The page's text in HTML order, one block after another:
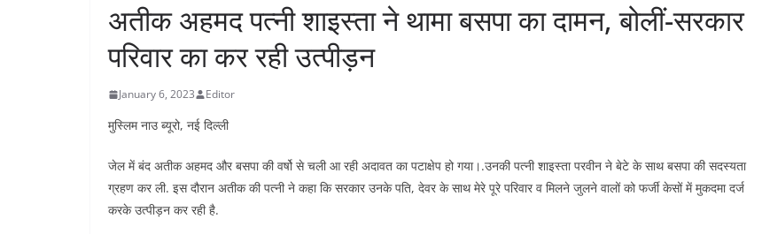
अतीक अहमद पत्नी शाइस्ता ने थामा बसपा का दामन, बोलीं-सरकार
परिवार का कर रही उत्पीड़न
January 6, 2023 Editor
मुस्लिम नाउ ब्यूरो, नई दिल्ली
जेल में बंद अतीक अहमद और बसपा की वर्षो से चली आ रही अदावत का पटाक्षेप हो गया।.उनकी पत्नी शाइस्ता परवीन ने बेटे के साथ बसपा की सदस्यता
ग्रहण कर ली. इस दौरान अतीक की पत्नी ने कहा कि सरकार उनके पति, देवर के साथ मेरे पूरे परिवार व मिलने जुलने वालों को फर्जी केसों में मुकदमा दर्ज
करके उत्पीड़न कर रही है.